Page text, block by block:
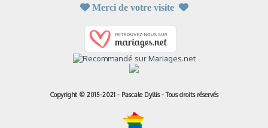
Merci de votre visite 
Copyright © 2015-2021 - Pascale Dyllis - Tous droits réservés